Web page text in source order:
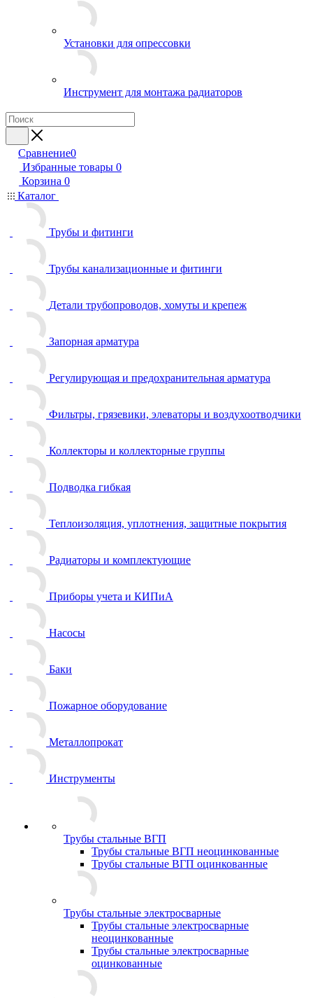
Установки для опрессовки
Инструмент для монтажа радиаторов
Сравнение0
Избранные товары 0
Корзина 0
Каталог
Трубы и фитинги
Трубы канализационные и фитинги
Детали трубопроводов, хомуты и крепеж
Запорная арматура
Регулирующая и предохранительная арматура
Фильтры, грязевики, элеваторы и воздухоотводчики
Коллекторы и коллекторные группы
Подводка гибкая
Теплоизоляция, уплотнения, защитные покрытия
Радиаторы и комплектующие
Приборы учета и КИПиА
Насосы
Баки
Пожарное оборудование
Металлопрокат
Инструменты
Трубы стальные ВГП
Трубы стальные ВГП неоцинкованные
Трубы стальные ВГП оцинкованные
Трубы стальные электросварные
Трубы стальные электросварные
неоцинкованные
Трубы стальные электросварные
оцинкованные